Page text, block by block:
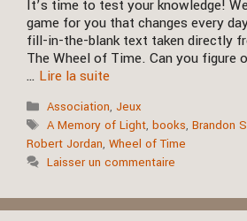
It’s time to test your knowledge!
game for you that changes every
fill-in-the-blank text taken directly
The Wheel of Time. Can you figure
… Lire la suite
Catégories
Association, Jeux
Étiquettes
A Memory of Light,books,Brandon
Robert Jordan, Wheel of Time
Laisser un commentaire